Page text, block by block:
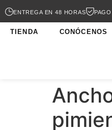
ENTREGA EN 48 HORAS
TIENDA CONÓCENOS